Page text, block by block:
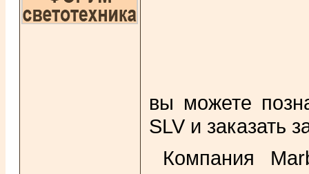
вы можете
SLV и заказать
Компания